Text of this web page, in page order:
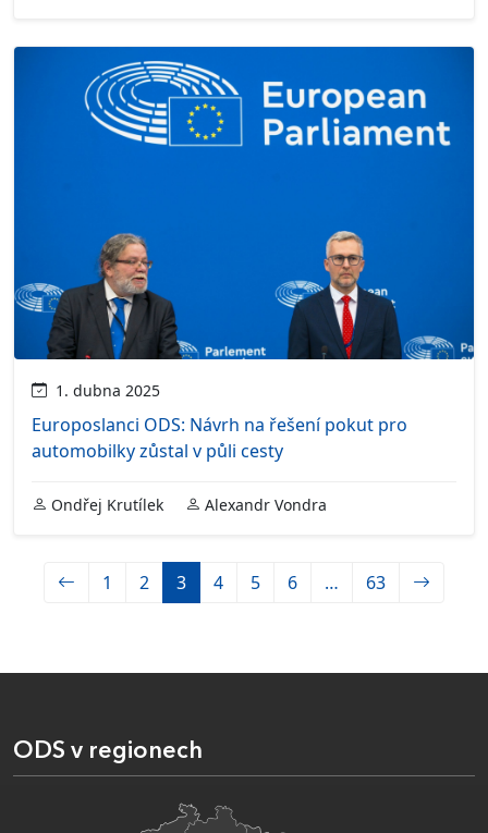
1. dubna 2025
Europoslanci ODS: Návrh na řešení pokut pro
automobilky zůstal v půli cesty
Ondřej Krutílek Alexandr Vondra
1 2 3 4 5 6 … 63
ODS v regionech